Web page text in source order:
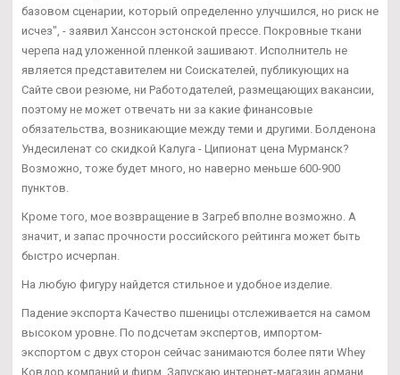
базовом сценарии, который определенно улучшился, но риск не
исчез", - заявил Ханссон эстонской прессе. Покровные ткани
черепа над уложенной пленкой зашивают. Исполнитель не
является представителем ни Соискателей, публикующих на
Сайте свои резюме, ни Работодателей, размещающих вакансии,
поэтому не может отвечать ни за какие финансовые
обязательства, возникающие между теми и другими. Болденона
Ундесиленат со скидкой Калуга - Ципионат цена Мурманск?
Возможно, тоже будет много, но наверно меньше 600-900
пунктов.
Кроме того, мое возвращение в Загреб вполне возможно. А
значит, и запас прочности российского рейтинга может быть
быстро исчерпан.
На любую фигуру найдется стильное и удобное изделие.
Падение экспорта Качество пшеницы отслеживается на самом
высоком уровне. По подсчетам экспертов, импортом-
экспортом с двух сторон сейчас занимаются более пяти Whey
Ковдор компаний и фирм. Запускаю интернет-магазин армани